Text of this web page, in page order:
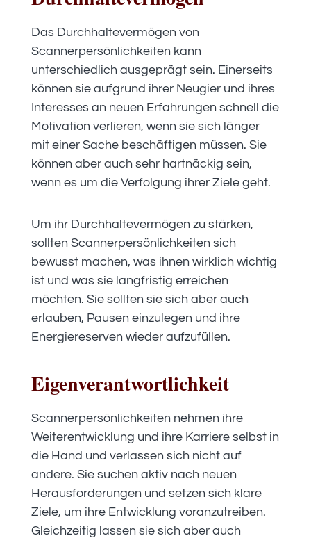
Das Durchhaltevermögen von
Scannerpersönlichkeiten kann
unterschiedlich ausgeprägt sein. Einerseits
können sie aufgrund ihrer Neugier und ihres
Interesses an neuen Erfahrungen schnell die
Motivation verlieren, wenn sie sich länger
mit einer Sache beschäftigen müssen. Sie
können aber auch sehr hartnäckig sein,
wenn es um die Verfolgung ihrer Ziele geht.
Um ihr Durchhaltevermögen zu stärken,
sollten Scannerpersönlichkeiten sich
bewusst machen, was ihnen wirklich wichtig
ist und was sie langfristig erreichen
möchten. Sie sollten sie sich aber auch
erlauben, Pausen einzulegen und ihre
Energiereserven wieder aufzufüllen.
Eigenverantwortlichkeit
Scannerpersönlichkeiten nehmen ihre
Weiterentwicklung und ihre Karriere selbst in
die Hand und verlassen sich nicht auf
andere. Sie suchen aktiv nach neuen
Herausforderungen und setzen sich klare
Ziele, um ihre Entwicklung voranzutreiben.
Gleichzeitig lassen sie sich aber auch